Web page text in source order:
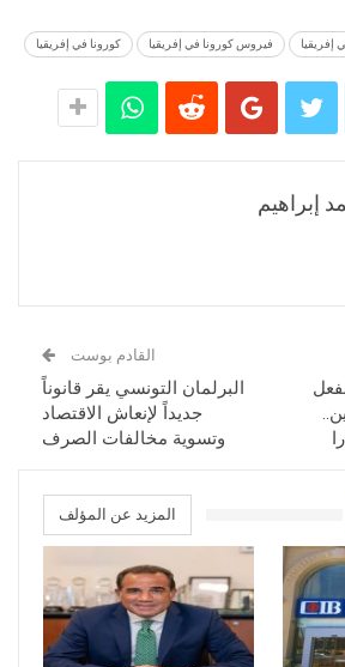
إفريقيا فيروس كورونا في إفريقيا كورونا في إفريقيا
إبراهيم
القادم بوست
البرلمان التونسي يقر قانوناً
جديداً لإنعاش الاقتصاد
وتسوية مخالفات الصرف
المزيد عن المؤلف